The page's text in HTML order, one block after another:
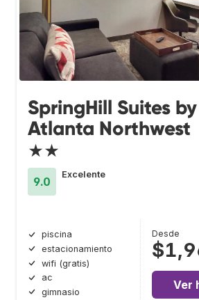
SpringHill Suites
Atlanta Northwest
★★
9.0
Excelente
piscina
estacionamiento
wifi (gratis)
ac
gimnasio
Desde
Ver